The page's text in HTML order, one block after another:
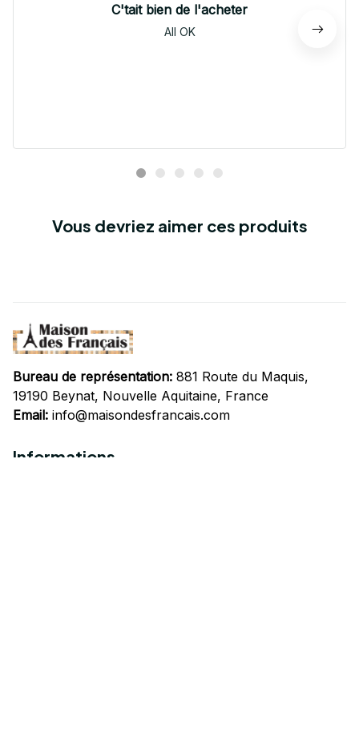
C'tait bien de l'acheter
All OK
Vous devriez aimer ces produits
Bureau de représentation: 881 Route du Maquis,
19190 Beynat, Nouvelle Aquitaine, France
Email: info@maisondesfrancais.com
Informations